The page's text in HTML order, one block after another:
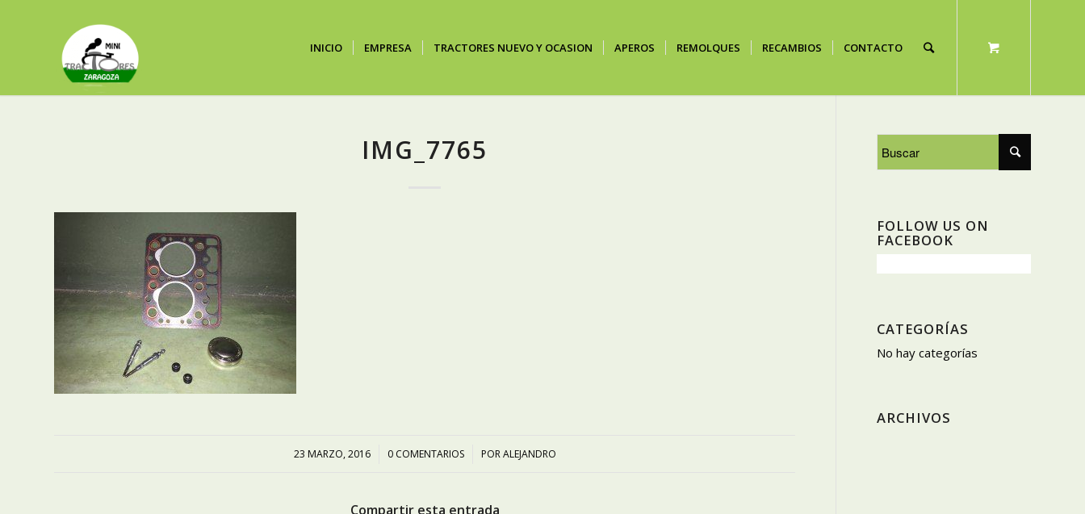
INICIO EMPRESA TRACTORES NUEVO Y OCASION APEROS REMOLQUES RECAMBIOS CONTACTO
IMG_7765
23 MARZO, 2016
/ 0 COMENTARIOS
/ PORALEJANDRO
Compartir esta entrada
FOLLOW US ON
FACEBOOK
CATEGORÍAS
No hay categorías
ARCHIVOS